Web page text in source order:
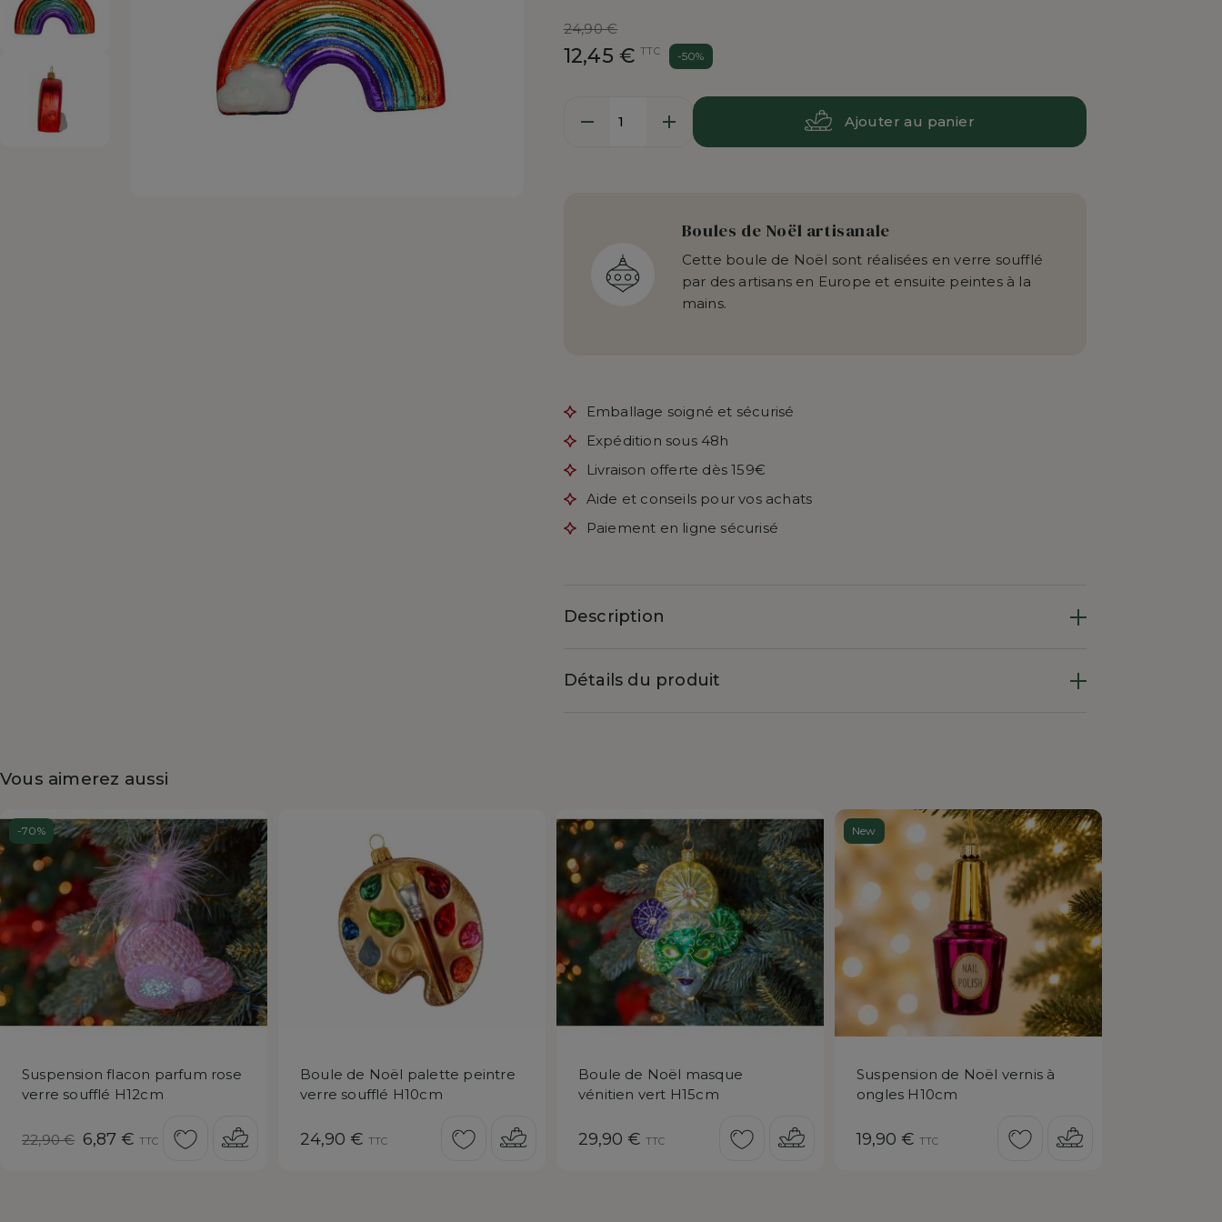
Prix
de
base
24,90 €
12,45 € TTC -50%
Ajouter au panier
Boules de Noël artisanale
Cette boule de Noël sont réalisées en verre soufflé
par des artisans en Europe et ensuite peintes à la
mains.
Emballage soigné et sécurisé
Expédition sous 48h
Livraison offerte dès 159€
Aide et conseils pour vos achats
Paiement en ligne sécurisé
Description
Détails du produit
Vous aimerez aussi
-70%
Suspension flacon parfum rose
verre soufflé H12cm
Prix
22,90 € Prix
6,87 € TTC
Boule de Noël palette peintre
verre soufflé H10cm
Prix
24,90 € TTC
Boule de Noël masque
vénitien vert H15cm
Prix
29,90 € TTC
New
Suspension de Noël vernis à
ongles H10cm
Prix
19,90 € TTC